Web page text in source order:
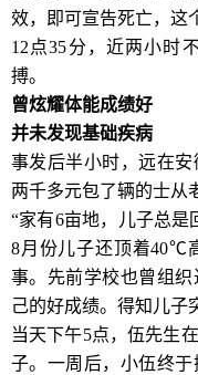
效，即可宣告死亡，这
12点35分，近两小时
搏。
曾炫耀体能成绩好
并未发现基础疾病
事发后半小时，远在
两千多元包了辆的士从
“家有6亩地，儿子总是
8月份儿子还顶着40℃
事。先前学校也曾组
己的好成绩。得知儿子
当天下午5点，伍先生
子。一周后，小伍终